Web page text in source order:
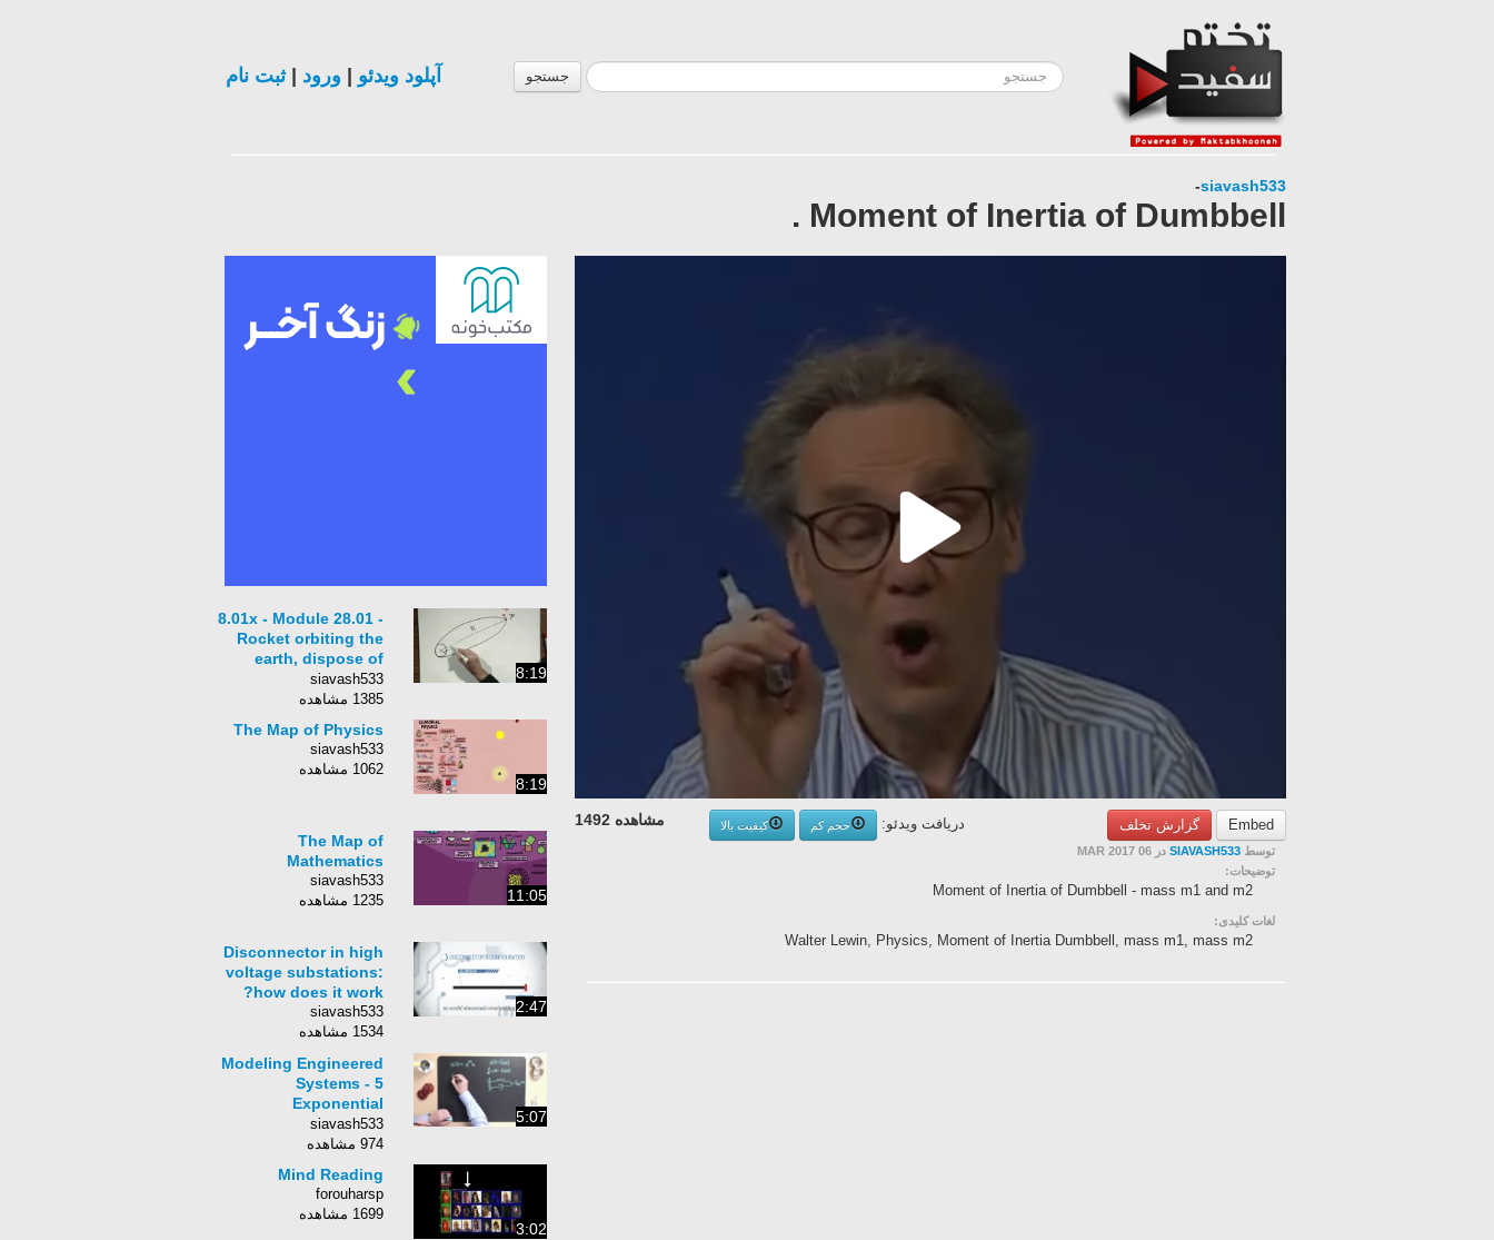
جستجو آپلود ویدئو ورود |ثبت نام
siavash533
-
Moment of Inertia of Dumbbell .
Embed گزارش تخلف مشاهده 1492 دریافت ویدئو: حجم کم
کیفیت بالا
توسط SIAVASH533 در 06 MAR 2017
توضیحات:
Moment of Inertia of Dumbbell - mass m1 and m2
لغات کلیدی:
Walter Lewin, Physics, Moment of Inertia Dumbbell, mass m1, mass m2
8:19
8.01x - Module 28.01 -
Rocket orbiting the
earth, dispose of
waste by firing it into
the sun.
siavash533
1385 مشاهده
8:19
The Map of Physics
siavash533
1062 مشاهده
11:05
The Map of
Mathematics
siavash533
1235 مشاهده
2:47
Disconnector in high
voltage substations:
how does it work?
siavash533
1534 مشاهده
5:07
Modeling Engineered
Systems - 5
Exponential
Solutions
siavash533
974 مشاهده
3:02
Mind Reading
forouharsp
1699 مشاهده